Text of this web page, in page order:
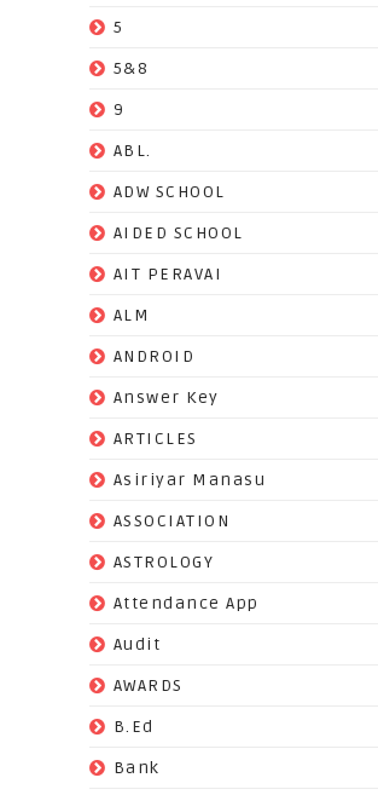
5
5&8
9
ABL.
ADW SCHOOL
AIDED SCHOOL
AIT PERAVAI
ALM
ANDROID
Answer Key
ARTICLES
Asiriyar Manasu
ASSOCIATION
ASTROLOGY
Attendance App
Audit
AWARDS
B.Ed
Bank